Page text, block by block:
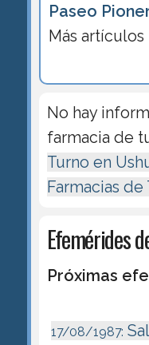
Paseo
Más artículos
No hay
farmacia de
Turno en
Farmacias de
Efemérides
Próximas
17/08/1987: